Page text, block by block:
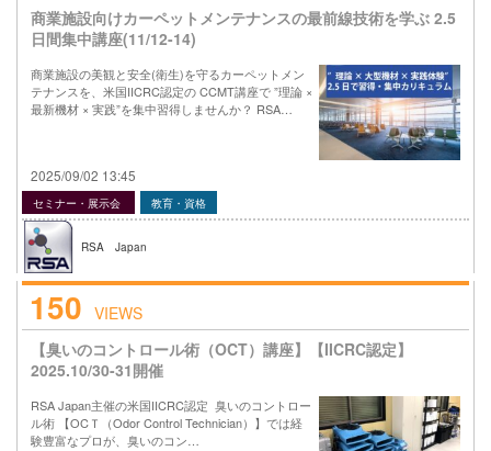
商業施設向けカーペットメンテナンスの最前線技術を学ぶ 2.5
日間集中講座(11/12-14)
商業施設の美観と安全(衛生)を守るカーペットメン
テナンスを、米国IICRC認定の CCMT講座で ”理論 ×
最新機材 × 実践”を集中習得しませんか？ RSA…
2025/09/02 13:45
セミナー・展示会 教育・資格
RSA Japan
150 VIEWS
【臭いのコントロール術（OCT）講座】【IICRC認定】
2025.10/30-31開催
RSA Japan主催の米国IICRC認定 臭いのコントロー
ル術 【OCＴ（Odor Control Technician）】では経
験豊富なプロが、臭いのコン…